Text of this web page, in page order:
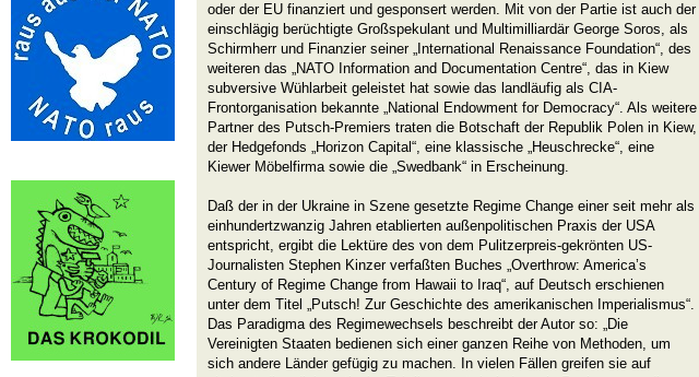
oder der EU finanziert und gesponsert werden. Mit von der Partie ist auch der
einschlägig berüchtigte Großspekulant und Multimilliardär George Soros, als
Schirmherr und Finanzier seiner „International Renaissance Foundation“, des
weiteren das „NATO Information and Documentation Centre“, das in Kiew
subversive Wühlarbeit geleistet hat sowie das landläufig als CIA-
Frontorganisation bekannte „National Endowment for Democracy“. Als weitere
Partner des Putsch-Premiers traten die Botschaft der Republik Polen in Kiew,
der Hedgefonds „Horizon Capital“, eine klassische „Heuschrecke“, eine
Kiewer Möbelfirma sowie die „Swedbank“ in Erscheinung.
Daß der in der Ukraine in Szene gesetzte Regime Change einer seit mehr als
einhundertzwanzig Jahren etablierten außenpolitischen Praxis der USA
entspricht, ergibt die Lektüre des von dem Pulitzerpreis-gekrönten US-
Journalisten Stephen Kinzer verfaßten Buches „Overthrow: America’s
Century of Regime Change from Hawaii to Iraq“, auf Deutsch erschienen
unter dem Titel „Putsch! Zur Geschichte des amerikanischen Imperialismus“.
Das Paradigma des Regimewechsels beschreibt der Autor so: „Die
Vereinigten Staaten bedienen sich einer ganzen Reihe von Methoden, um
sich andere Länder gefügig zu machen. In vielen Fällen greifen sie auf